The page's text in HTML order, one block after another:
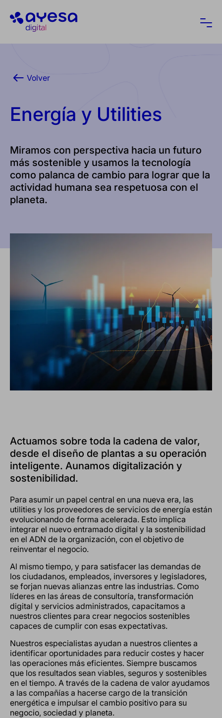
Ayesa
Volver
Energía y Utilities
Miramos con perspectiva hacia un futuro
más sostenible y usamos la tecnología
como palanca de cambio para lograr que la
actividad humana sea respetuosa con el
planeta.
Actuamos sobre toda la cadena de valor,
desde el diseño de plantas a su operación
inteligente. Aunamos digitalización y
sostenibilidad.
Para asumir un papel central en una nueva era, las
utilities y los proveedores de servicios de energía están
evolucionando de forma acelerada. Esto implica
integrar el nuevo entramado digital y la sostenibilidad
en el ADN de la organización, con el objetivo de
reinventar el negocio.
Al mismo tiempo, y para satisfacer las demandas de
los ciudadanos, empleados, inversores y legisladores,
se forjan nuevas alianzas entre las industrias. Como
líderes en las áreas de consultoría, transformación
digital y servicios administrados, capacitamos a
nuestros clientes para crear negocios sostenibles
capaces de cumplir con esas expectativas.
Nuestros especialistas ayudan a nuestros clientes a
identificar oportunidades para reducir costes y hacer
las operaciones más eficientes. Siempre buscamos
que los resultados sean viables, seguros y sostenibles
en el tiempo. A través de la cadena de valor ayudamos
a las compañías a hacerse cargo de la transición
energética e impulsar el cambio positivo para su
negocio, sociedad y planeta.